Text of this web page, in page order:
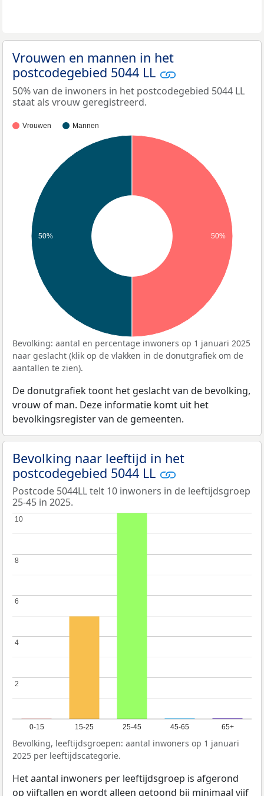
Vrouwen en mannen in het
postcodegebied 5044 LL
50% van de inwoners in het postcodegebied 5044 LL
staat als vrouw geregistreerd.
Vrouwen Mannen
50% 50%
Bevolking: aantal en percentage inwoners op 1 januari 2025
naar geslacht (klik op de vlakken in de donutgrafiek om de
aantallen te zien).
De donutgrafiek toont het geslacht van de bevolking,
vrouw of man. Deze informatie komt uit het
bevolkingsregister van de gemeenten.
Bevolking naar leeftijd in het
postcodegebied 5044 LL
Postcode 5044LL telt 10 inwoners in de leeftijdsgroep
25-45 in 2025.
0-15 15-25 25-45 45-65 65+
2
2
4
4
6
6
8
8
10
10
Bevolking, leeftijdsgroepen: aantal inwoners op 1 januari
2025 per leeftijdscategorie.
Het aantal inwoners per leeftijdsgroep is afgerond
op vijftallen en wordt alleen getoond bij minimaal vijf